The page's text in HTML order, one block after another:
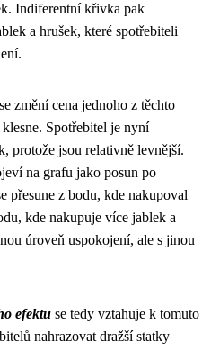
Indiferentní křivka pak
a hrušek, které spotřebiteli
změní cena jednoho z těchto
Spotřebitel je nyní
protože jsou relativně levnější.
na grafu jako posun po
přesune z bodu, kde nakupoval
kde nakupuje více jablek a
úroveň uspokojení, ale s jinou
efektu se tedy vztahuje k tomuto
nahrazovat dražší statky